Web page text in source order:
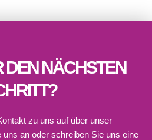
DEN NÄCHSTEN
zu uns auf über unser
uns an oder schreiben Sie uns eine